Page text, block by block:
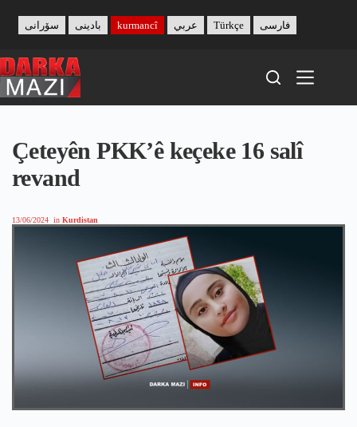
content
بادینی سۆرانی kurmancî عربي Türkçe فارسی
Çeteyên PKK’ê keçeke 16 salî
revand
13/06/2024 in Kurdistan